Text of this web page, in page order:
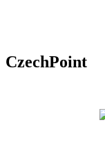
CzechPoint